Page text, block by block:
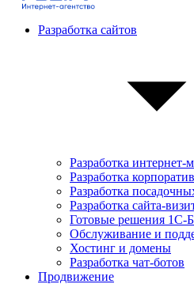
Разработка сайтов
Разработка интернет-
Разработка
Разработка
Разработка сайта-
Готовые решения 1С-
Обслуживание и
Хостинг и домены
Разработка чат-ботов
Продвижение